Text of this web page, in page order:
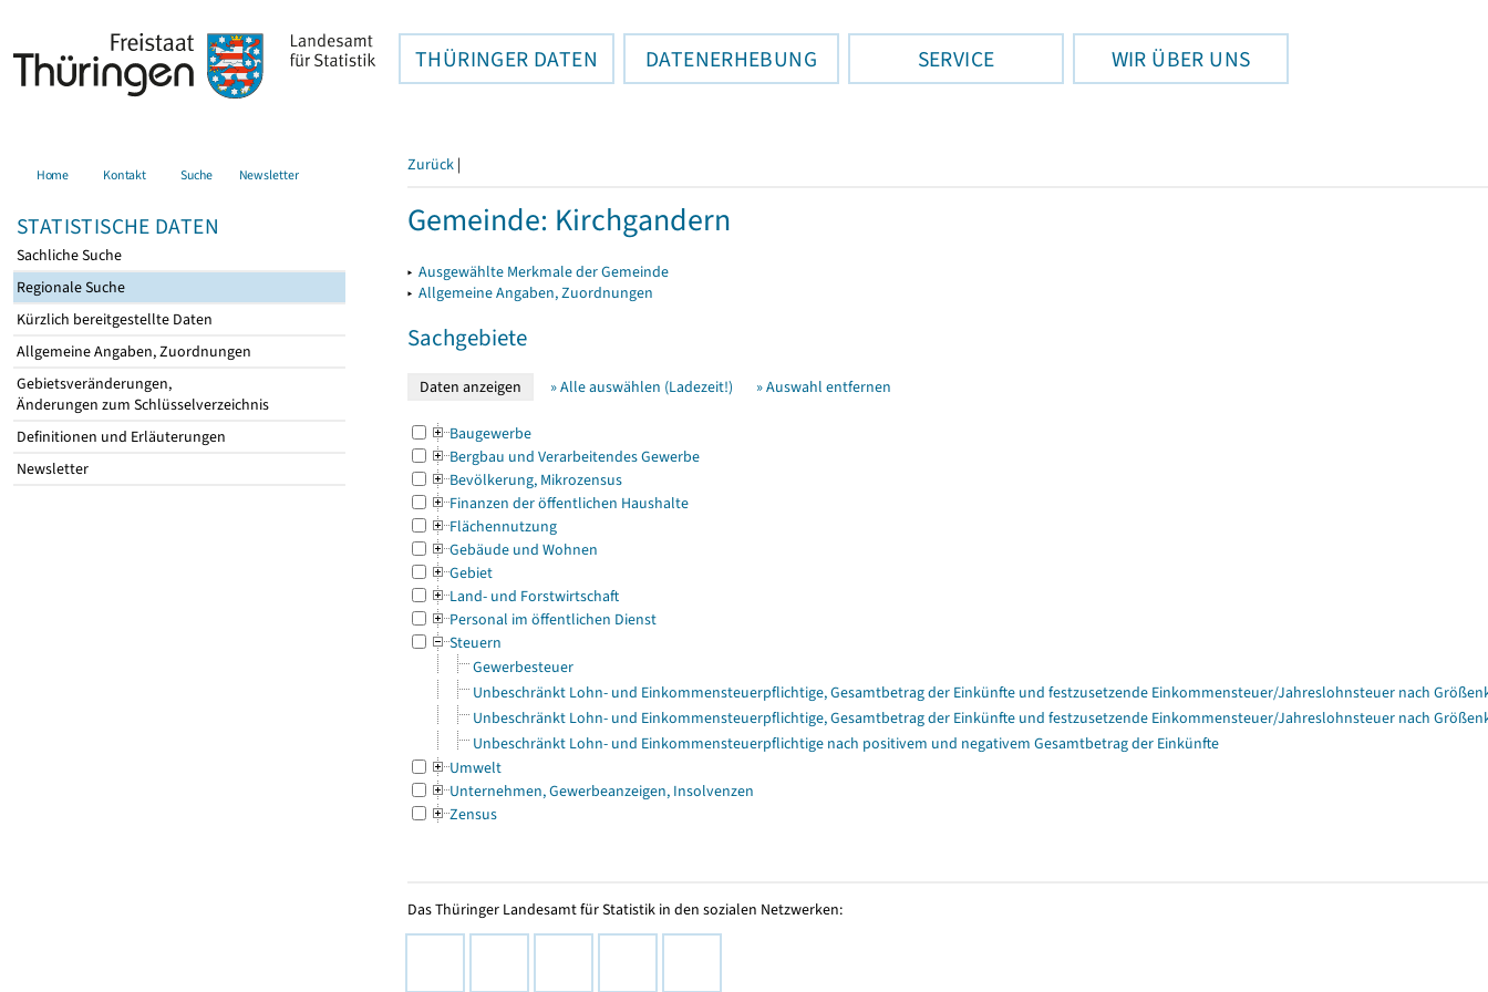
THÜRINGER DATEN DATENERHEBUNG SERVICE WIR ÜBER UNS
Home Kontakt Suche Newsletter
STATISTISCHE DATEN
Sachliche Suche
Regionale Suche
Kürzlich bereitgestellte Daten
Allgemeine Angaben, Zuordnungen
Gebietsveränderungen,
Änderungen zum Schlüsselverzeichnis
Definitionen und Erläuterungen
Newsletter
Zurück |
Gemeinde: Kirchgandern
▸ Ausgewählte Merkmale der Gemeinde
▸ Allgemeine Angaben, Zuordnungen
Sachgebiete
» Alle auswählen (Ladezeit!) » Auswahl entfernen
Baugewerbe
Bergbau und Verarbeitendes Gewerbe
Bevölkerung, Mikrozensus
Finanzen der öffentlichen Haushalte
Flächennutzung
Gebäude und Wohnen
Gebiet
Land- und Forstwirtschaft
Personal im öffentlichen Dienst
Steuern
Gewerbesteuer
Unbeschränkt Lohn- und Einkommensteuerpflichtige, Gesamtbetrag der Einkünfte und festzusetzende Einkommensteuer/Jahreslohnsteuer nach
Unbeschränkt Lohn- und Einkommensteuerpflichtige, Gesamtbetrag der Einkünfte und festzusetzende Einkommensteuer/Jahreslohnsteuer nach
Unbeschränkt Lohn- und Einkommensteuerpflichtige nach positivem und negativem Gesamtbetrag der Einkünfte
Umwelt
Unternehmen, Gewerbeanzeigen, Insolvenzen
Zensus
Das Thüringer Landesamt für Statistik in den sozialen Netzwerken: